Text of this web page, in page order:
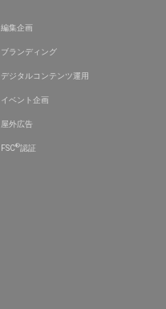
編集企画
ブランディング
デジタルコンテンツ運用
イベント企画
屋外広告
FSC®認証